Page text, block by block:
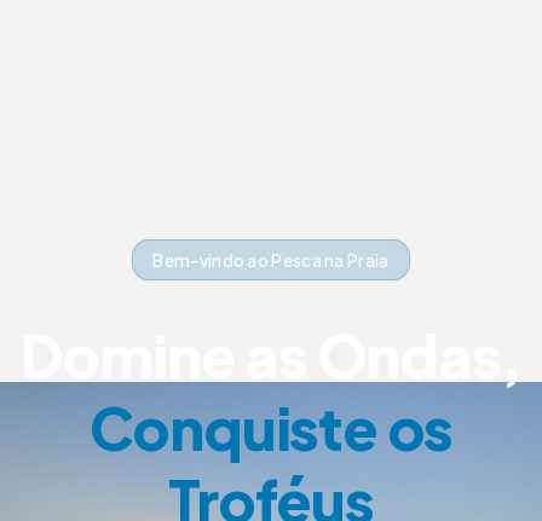
Bem-vindo ao Pesca na Praia
Conquiste os
Troféus